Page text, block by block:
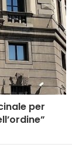
per